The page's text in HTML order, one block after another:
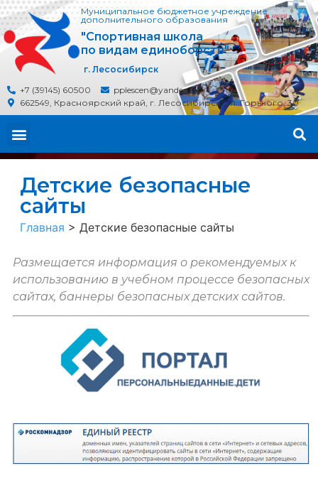
Муниципальное бюджетное учреждение
дополнительного образования
"Спортивная школа
по видам единоборств"
г. Лесосибирск
+7 (39145) 60500
pplescen@yandex.ru
662549, Красноярский край, г. Лесосибирск, ул. Горького, 30
Детские безопасные
сайты
Главная > Детские безопасные сайты
Размещается информация о рекомендуемых к
использованию в учебном процессе безопасных
сайтах, баннеры безопасных детских сайтов.